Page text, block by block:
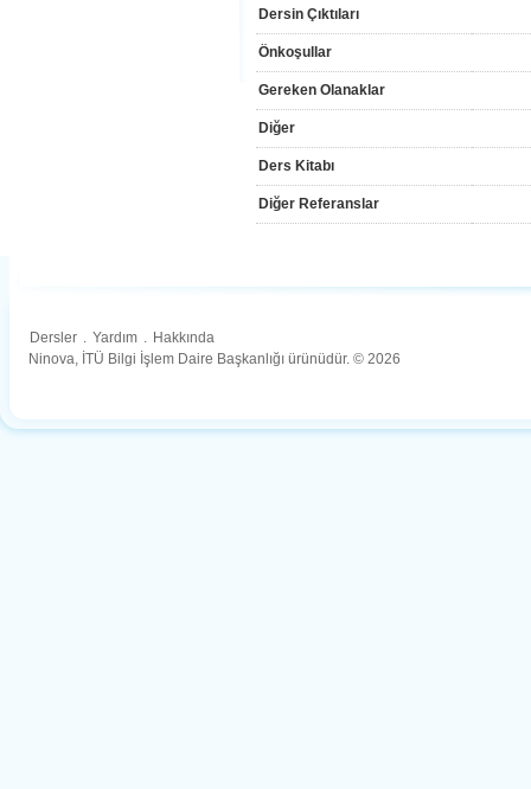
Dersin Çıktıları
Önkoşullar
Gereken Olanaklar
Diğer
Ders Kitabı
Diğer Referanslar
Dersler . Yardım . Hakkında
Ninova, İTÜ Bilgi İşlem Daire Başkanlığı ürünüdür. © 2026